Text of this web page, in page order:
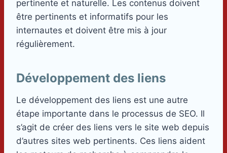
pertinente et naturelle. Les contenus doivent
être pertinents et informatifs pour les
internautes et doivent être mis à jour
régulièrement.
Développement des liens
Le développement des liens est une autre
étape importante dans le processus de SEO. Il
s’agit de créer des liens vers le site web depuis
d’autres sites web pertinents. Ces liens aident